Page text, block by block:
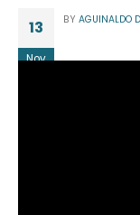
13
Nov
BY AGUINALDO